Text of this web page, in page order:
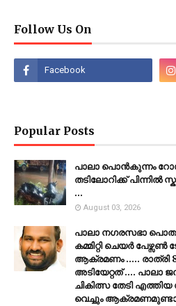
Follow Us On
Popular Posts
പാലാ പൊൻകുന്നം
തടിലോറിക്ക് പിന്നിൽ
...
August 03, 2026
പാലാ നഗരസഭാ
കമ്മിറ്റി ചെയർ
ആക്രമണം .....
അടിയേറ്റത് ....
ചികിത്സ തേടി
വെച്ചും